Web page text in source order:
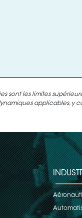
sont les limites
applicables, y